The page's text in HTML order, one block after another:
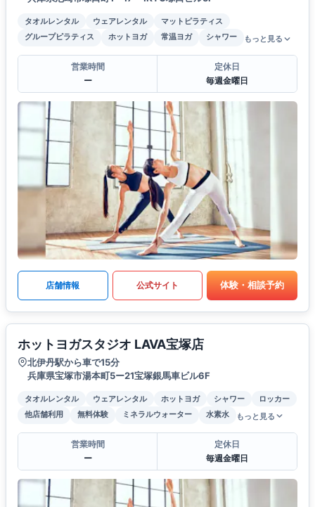
タオルレンタル ウェアレンタル
マットピラティス
グループピラティス
ホットヨガ 常温ヨガ シャワー もっと見る
営業時間
ー
定休日
毎週金曜日
店舗情報 公式サイト 体験・相談予約
ホットヨガスタジオ LAVA宝塚店
北伊丹駅から車で15分
兵庫県宝塚市湯本町5ー21宝塚銀馬車ビル6F
タオルレンタル ウェアレンタル ホットヨガ シャワー
ロッカー
他店舗利用
無料体験 ミネラルウォーター 水素水 もっと見る
営業時間
ー
定休日
毎週金曜日